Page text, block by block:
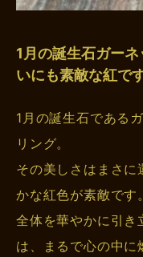
1月の誕生石ガー
いにも素敵な紅で
1月の誕生石である
リング。
その美しさはまさ
かな紅色が素敵です。
全体を華やかに引き
は、まるで心の中に